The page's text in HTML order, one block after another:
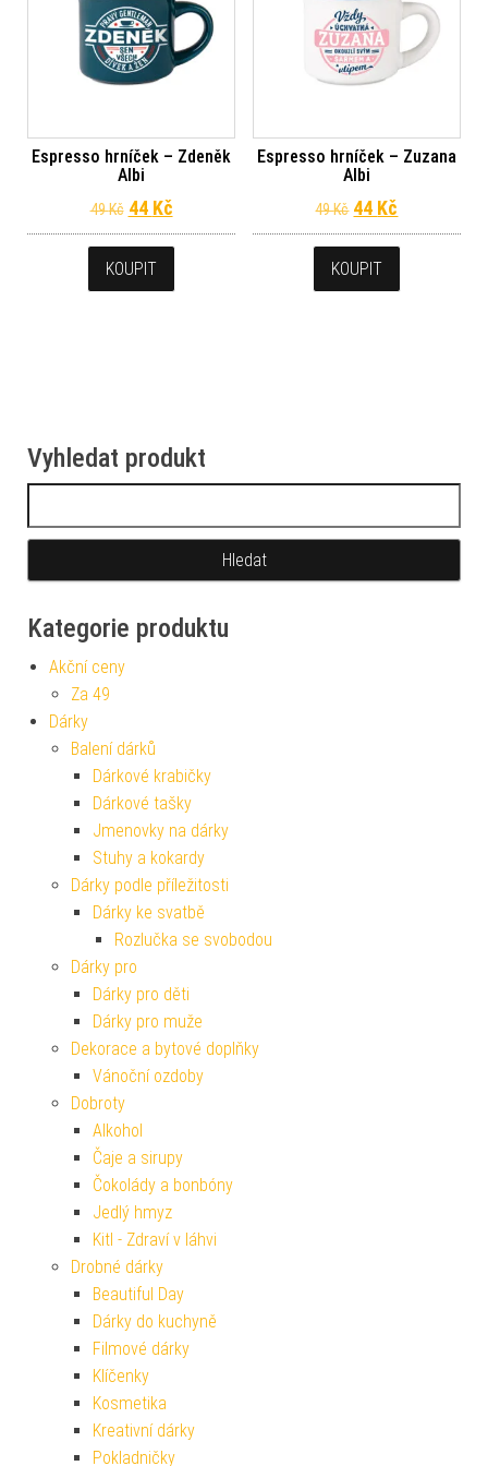
Espresso hrníček – Zdeněk
Albi
49Kč Původní cena byla: 49 Kč.
44 KčAktuální cena je: 44 Kč.
KOUPIT
Espresso hrníček – Zuzana
Albi
49Kč Původní cena
44 Kč
KOUPIT
Vyhledat produkt
Kategorie produktu
Akční ceny
Za 49
Dárky
Balení dárků
Dárkové krabičky
Dárkové tašky
Jmenovky na dárky
Stuhy a kokardy
Dárky podle příležitosti
Dárky ke svatbě
Rozlučka se svobodou
Dárky pro
Dárky pro děti
Dárky pro muže
Dekorace a bytové doplňky
Vánoční ozdoby
Dobroty
Alkohol
Čaje a sirupy
Čokolády a bonbóny
Jedlý hmyz
Kitl - Zdraví v láhvi
Drobné dárky
Beautiful Day
Dárky do kuchyně
Filmové dárky
Klíčenky
Kosmetika
Kreativní dárky
Pokladničky